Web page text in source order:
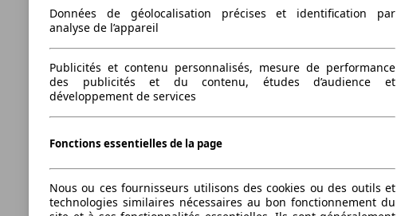
Données de géolocalisation précises et identification par
analyse de l’appareil
Publicités et contenu personnalisés, mesure de performance
des publicités et du contenu, études d’audience et
développement de services
Fonctions essentielles de la page
Nous ou ces fournisseurs utilisons des cookies ou des outils et
technologies similaires nécessaires au bon fonctionnement du